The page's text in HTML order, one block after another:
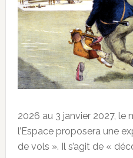
2026 au 3 janvier 2027, le
l’Espace proposera une
de vols ». Il s’agit de «